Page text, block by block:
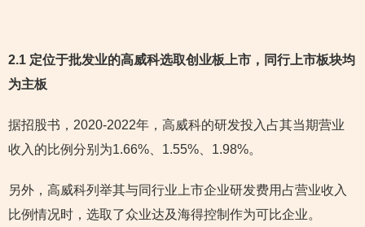
2.1 定位于批发业的高威科选取创业板上市，同行上市板块均
为主板
据招股书，2020-2022年，高威科的研发投入占其当期营业
收入的比例分别为1.66%、1.55%、1.98%。
另外，高威科列举其与同行业上市企业研发费用占营业收入
比例情况时，选取了众业达及海得控制作为可比企业。